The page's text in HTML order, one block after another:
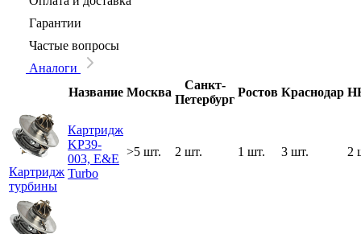
Гарантии
Частые вопросы
Аналоги
Название Москва
Санкт-
Петербург
Ростов Краснодар
Картридж
турбины
Картридж
KP39-
003, E&E
Turbo
>5 шт. 2 шт. 1 шт. 3 шт. 2